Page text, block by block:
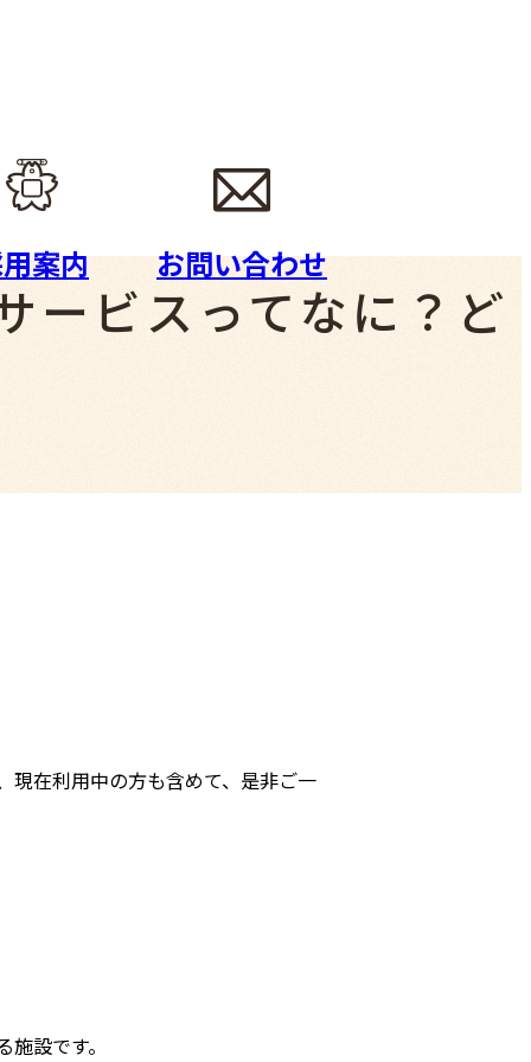
案内 お問い合わせ
ービスってなに？ど
現在利用中の方も含めて、是非ご一
設です。